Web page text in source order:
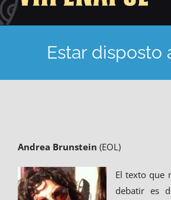
Estar disposto
Andrea Brunstein (EOL)
El texto que
debatir es